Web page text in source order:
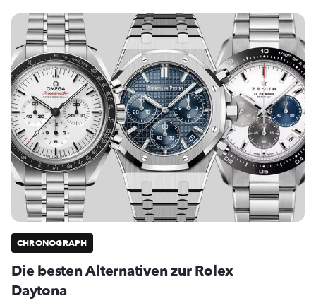
CHRONOGRAPH
Die besten Alternativen zur Rolex
Daytona